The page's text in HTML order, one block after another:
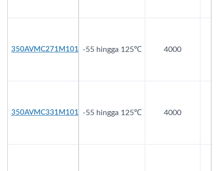
-55 hingga 125℃ 4000
-55 hingga 125℃ 4000
350AVMC271M1010
350AVMC331M1010